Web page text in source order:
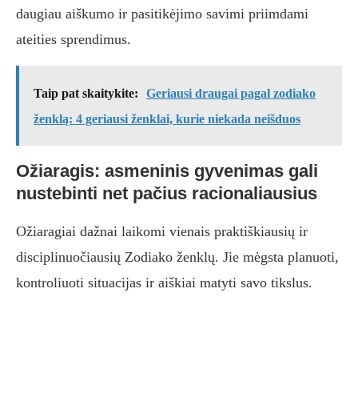
daugiau aiškumo ir pasitikėjimo savimi priimdami
ateities sprendimus.
Taip pat skaitykite:
Geriausi draugai pagal zodiako
ženklą: 4 geriausi ženklai, kurie niekada neišduos
Ožiaragis: asmeninis gyvenimas gali
nustebinti net pačius racionaliausius
Ožiaragiai dažnai laikomi vienais praktiškiausių ir
disciplinuočiausių Zodiako ženklų. Jie mėgsta planuoti,
kontroliuoti situacijas ir aiškiai matyti savo tikslus.